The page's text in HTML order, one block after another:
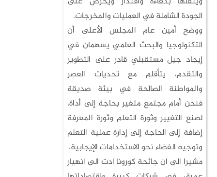
الجودة الشاملة في العمليات والمخرجات.
ووضح أمين عام المجلس الأعلى أن
التكنولوجيا والبحث العلمي يسهمان في
إيجاد جيل مستقبلي قادر على التطوير
والتقدم، يتأقلم مع تحديات العصر
والمواطنة الصالحة في بيئة صديقة
فنحن أمام مجتمع متغير بحاجة إلى أداة،
لصنع التغيير وثورة التعلم وثورة المعرفة
إضافة إلى الحاجة إلى إدارة عملية التعلم
وتوجيه الفضاء نحو الاستخدامات الإيجابية.
مشيرا الى ان جائحة كورونا ادت الى انهيار